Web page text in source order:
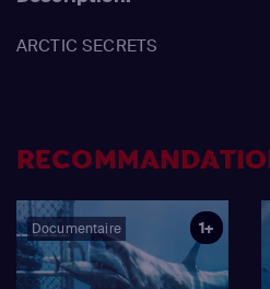
ARCTIC SECRETS
Documentaire 1+